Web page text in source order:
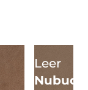
Leer
Nubuck